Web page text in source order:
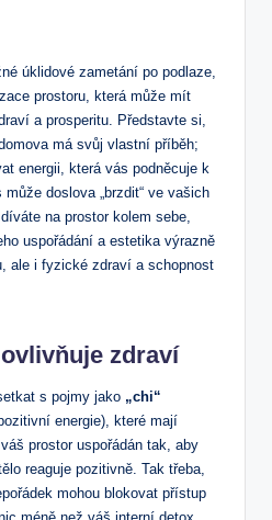
úklidové zametání po podlaze,
prostoru, která může mít
a prosperitu. Představte si,
má svůj vlastní příběh;
energii, která vás podněcuje k
doslova „brzdit“ ve vašich
na prostor kolem sebe,
uspořádání a estetika výrazně
ale i fyzické zdraví a schopnost
zdraví
s pojmy jako „chi“
energie), které mají
prostor uspořádán tak, aby
reaguje pozitivně. Tak třeba,
mohou blokovat přístup